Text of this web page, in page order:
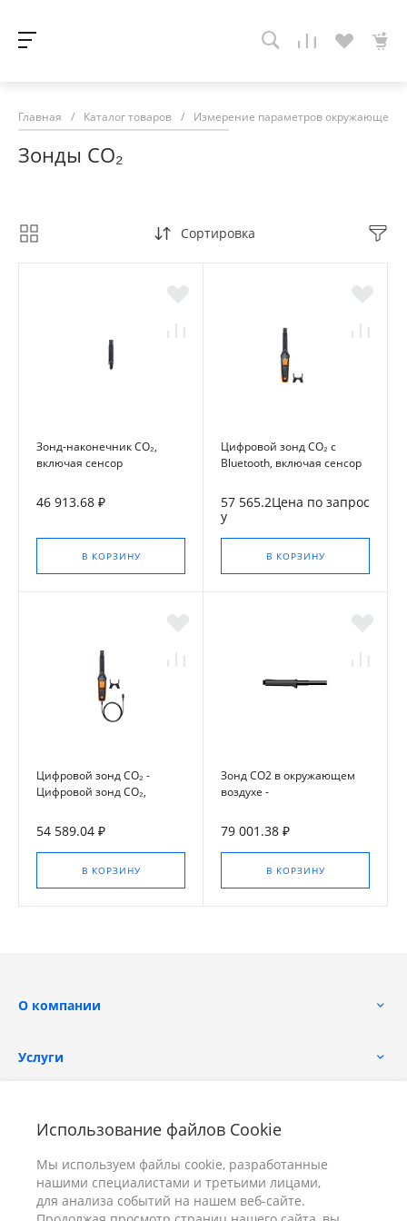
Использование файлов Cookie
Мы используем файлы cookie, разработанные
нашими специалистами и третьими лицами,
для анализа событий на нашем веб-сайте.
Главная / Каталог товаров / Измерение параметров окружающей
Зонды CO₂
Сортировка
Зонд-наконечник CO₂,
включая сенсор
Зонд-наконечник CO₂,
включая сенсор
46 913.68 ₽
В КОРЗИНУ
Цифровой зонд CO₂ с
Bluetooth, включая сенсор
Цифровой зонд CO₂ с
Bluetooth, включая сенсор
температуры и влажности
57 565.2Цена по запрос
у
В КОРЗИНУ
Цифровой зонд CO₂ -
Цифровой зонд CO₂,
температуры и влажности,
фикс. кабель
54 589.04 ₽
В КОРЗИНУ
Зонд CO2 в окружающем
воздухе -
79 001.38 ₽
В КОРЗИНУ
О компании
Услуги